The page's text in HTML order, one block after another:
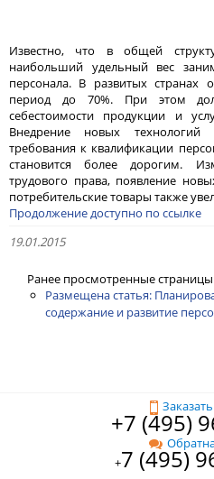
Известно, что в общей
наибольший удельный вес
персонала. В развитых странах
период до 70%. При этом
себестоимости продукции и
Внедрение новых технологий
требования к квалификации
становится более дорогим.
трудового права, появление
потребительские товары также
Продолжение доступно по ссылке
19.01.2015
Ранее просмотренные страницы
Размещена статья:
содержание и развитие
+7 (495)
+7 (495)